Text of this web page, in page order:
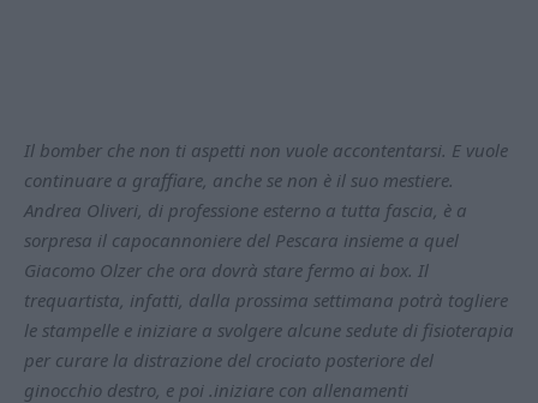
Il bomber che non ti aspetti non vuole accontentarsi. E vuole
continuare a graffiare, anche se non è il suo mestiere.
Andrea Oliveri, di professione esterno a tutta fascia, è a
sorpresa il capocannoniere del Pescara insieme a quel
Giacomo Olzer che ora dovrà stare fermo ai box. Il
trequartista, infatti, dalla prossima settimana potrà togliere
le stampelle e iniziare a svolgere alcune sedute di fisioterapia
per curare la distrazione del crociato posteriore del
ginocchio destro, e poi .iniziare con allenamenti